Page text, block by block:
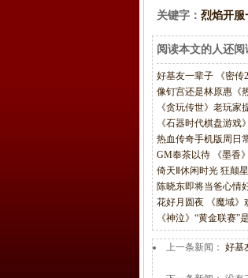
关键字： 烈焰开服
阅读本文的人还
好基友一辈子 《密
像钉宫还是林原惠《
《贪玩传世》老玩
《石器时代棋盘游
热血传奇手机版周日
GM奉茶以待 《墨香
倚天Ⅱ休闲时光 狂颠
陈晓东即将当爸心情
花好月圆夜 《魔域
《神泣》“黄金联赛”
上一条新闻： 好基